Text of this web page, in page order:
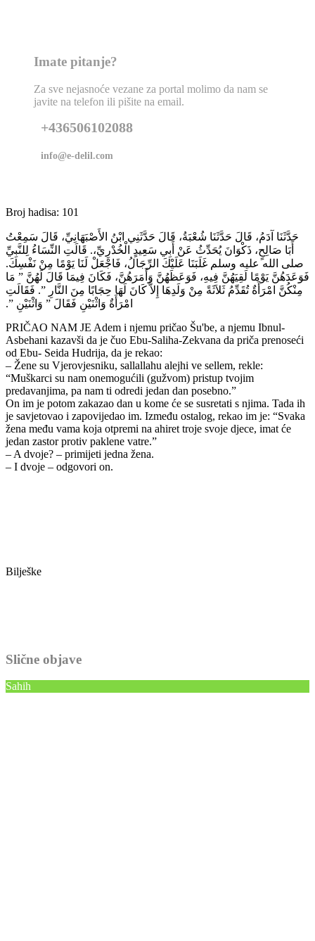
Imate pitanje?
Za sve nejasnoće vezane za portal molimo da nam se
javite na telefon ili pišite na email.
+436506102088
info@e-delil.com
Broj hadisa: 101
حَدَّثَنَا آدَمُ، قَالَ حَدَّثَنَا شُعْبَةُ، قَالَ حَدَّثَنِي ابْنُ الأَصْبَهَانِيِّ، قَالَ سَمِعْتُ
أَبَا صَالِحٍ، ذَكْوَانَ يُحَدِّثُ عَنْ أَبِي سَعِيدٍ الْخُدْرِيِّ،‏.‏ قَالَتِ النِّسَاءُ لِلنَّبِيِّ
صلى الله عليه وسلم غَلَبَنَا عَلَيْكَ الرِّجَالُ، فَاجْعَلْ لَنَا يَوْمًا مِنْ نَفْسِكَ‏.‏
فَوَعَدَهُنَّ يَوْمًا لَقِيَهُنَّ فِيهِ، فَوَعَظَهُنَّ وَأَمَرَهُنَّ، فَكَانَ فِيمَا قَالَ لَهُنَّ ‏”‏ مَا
مِنْكُنَّ امْرَأَةٌ تُقَدِّمُ ثَلاَثَةً مِنْ وَلَدِهَا إِلاَّ كَانَ لَهَا حِجَابًا مِنَ النَّارِ ‏”‏‏.‏ فَقَالَتِ
امْرَأَةٌ وَاثْنَيْنِ فَقَالَ ‏”‏ وَاثْنَيْنِ ‏”‏‏.‏
PRIČAO NAM JE Adem i njemu pričao Šu'be, a njemu Ibnul-
Asbehani kazavši da je čuo Ebu-Saliha-Zekvana da priča prenoseći
od Ebu- Seida Hudrija, da je rekao:
– Žene su Vjerovjesniku, sallallahu alejhi ve sellem, rekle:
“Muškarci su nam onemogućili (gužvom) pristup tvojim
predavanjima, pa nam ti odredi jedan dan posebno.”
On im je potom zakazao dan u kome će se susretati s njima. Tada ih
je savjetovao i zapovijedao im. Između ostalog, rekao im je: “Svaka
žena među vama koja otpremi na ahiret troje svoje djece, imat će
jedan zastor protiv paklene vatre.”
– A dvoje? – primijeti jedna žena.
– I dvoje – odgovori on.
Bilješke
Slične objave
Sahih